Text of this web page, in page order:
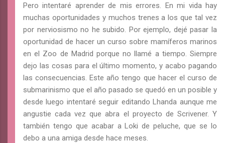
Pero intentaré aprender de mis errores. En mi vida hay
muchas oportunidades y muchos trenes a los que tal vez
por nerviosismo no he subido. Por ejemplo, dejé pasar la
oportunidad de hacer un curso sobre mamíferos marinos
en el Zoo de Madrid porque no llamé a tiempo. Siempre
dejo las cosas para el último momento, y acabo pagando
las consecuencias. Este año tengo que hacer el curso de
submarinismo que el año pasado se quedó en un posible y
desde luego intentaré seguir editando Lhanda aunque me
angustie cada vez que abra el proyecto de Scrivener. Y
también tengo que acabar a Loki de peluche, que se lo
debo a una amiga desde hace meses.